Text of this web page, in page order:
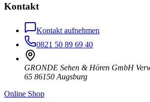
Kontakt
Kontakt aufnehmen
0821 50 89 69 40
GRONDE Sehen & Hören GmbH
65 86150 Augsburg
Online Shop